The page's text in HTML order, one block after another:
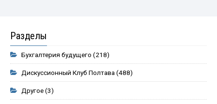
Разделы
Бухгалтерия будущего (218)
Дискуссионный Клуб Полтава (488)
Другое(3)